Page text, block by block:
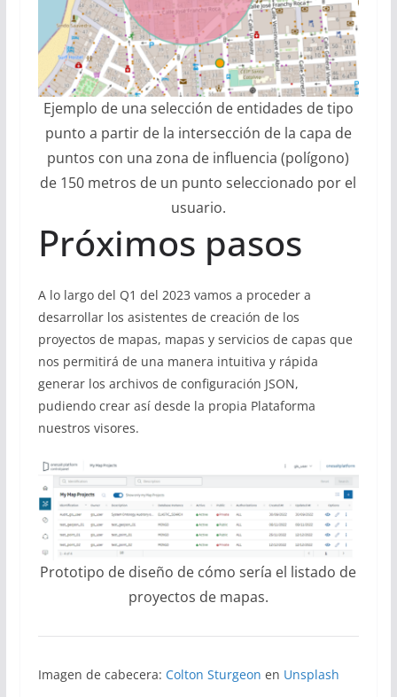
Ejemplo de una selección de entidades de tipo
punto a partir de la intersección de la capa de
puntos con una zona de influencia (polígono)
de 150 metros de un punto seleccionado por el
usuario.
Próximos pasos
A lo largo del Q1 del 2023 vamos a proceder a
desarrollar los asistentes de creación de los
proyectos de mapas, mapas y servicios de capas que
nos permitirá de una manera intuitiva y rápida
generar los archivos de configuración JSON,
pudiendo crear así desde la propia Plataforma
nuestros visores.
Prototipo de diseño de cómo sería el listado de
proyectos de mapas.
Imagen de cabecera: Colton Sturgeon en Unsplash